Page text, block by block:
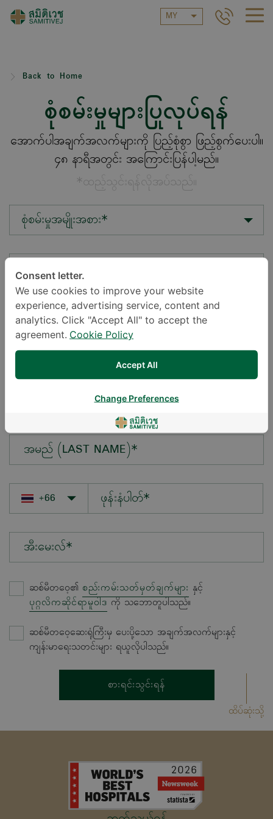
MY
Back to Home
စုံစမ်းမှုများပြုလုပ်ရန်
အောက်ပါအချက်အလက်များကို ပြည့်စုံစွာ ဖြည့်စွက်ပေးပါ။
၄၈ နာရီအတွင်း အကြောင်းပြန်ပါ့မည်။
*ထည့်သွင်းရန်လိုအပ်သည်။
စုံစမ်းမှုအမျိုးအစား*
တည်နေရာ*
မေးလိုသောမေးခွန်း*
အမည် (FIRST NAME)*
အမည် (LAST NAME)*
အီးမေးလ်*
ဆစ်မီတဝေ့၏ စည်းကမ်းသတ်မှတ်ချက်များ နှင့်
ပုဂ္ဂလိကဆိုင်ရာမူဝါဒ ကို သဘောတူပါသည်။
ဆစ်မီတဝေ့ဆေးရုံကြီးမှ ပေးပို့သော အချက်အလက်များနှင့်
ကျန်းမာရေးသတင်းများ ရယူလိုပါသည်။
စားရင်းသွင်းရန်
ထိပ်ဆုံးသို့
Consent letter.
We use cookies to improve your website
experience, advertising service, content and
analytics. Click "Accept All" to accept the
agreement. Cookie Policy
Accept All
Change Preferences